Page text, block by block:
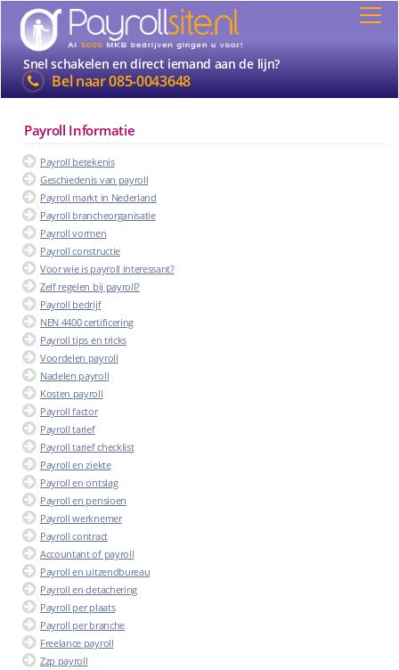
Snel schakelen en direct iemand aan de lijn?
Bel naar085-0043648
Payroll Informatie
Payroll betekenis
Geschiedenis van payroll
Payroll markt in Nederland
Payroll brancheorganisatie
Payroll vormen
Payroll constructie
Voor wie is payroll interessant?
Zelf regelen bij payroll?
Payroll bedrijf
NEN 4400 certificering
Payroll tips en tricks
Voordelen payroll
Nadelen payroll
Kosten payroll
Payroll factor
Payroll tarief
Payroll tarief checklist
Payroll en ziekte
Payroll en ontslag
Payroll en pensioen
Payroll werknemer
Payroll contract
Accountant of payroll
Payroll en uitzendbureau
Payroll en detachering
Payroll per plaats
Payroll per branche
Freelance payroll
Zzp payroll